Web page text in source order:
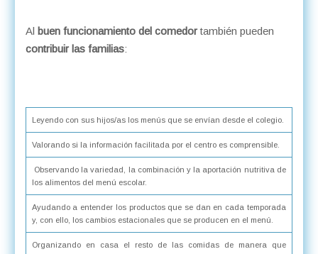
Al buen funcionamiento del comedortambién pueden
contribuir las familias:
Leyendo con sus hijos/as los menús que se envían desde el colegio.
Valorando si la información facilitada por el centro es comprensible.
Observando la variedad, la combinación y la aportación nutritiva de
los alimentos del menú escolar.
Ayudando a entender los productos que se dan en cada temporada
y, con ello, los cambios estacionales que se producen en el menú.
Organizando en casa el resto de las comidas de manera que